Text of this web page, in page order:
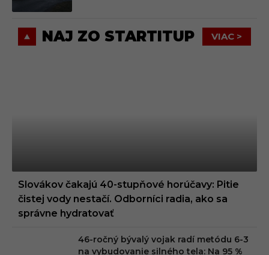
NAJ ZO STARTITUP VIAC >
Slovákov čakajú 40-stupňové horúčavy: Pitie
čistej vody nestačí. Odborníci radia, ako sa
správne hydratovať
46-ročný bývalý vojak radí metódu 6-3
na vybudovanie silného tela: Na 95 %